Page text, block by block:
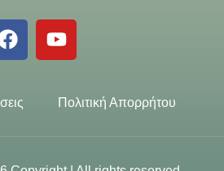
Πολιτική Απορρήτου